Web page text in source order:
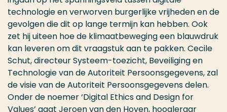
technologie en verworven burgerlijke vrijheden en de
gevolgen die dit op lange termijn kan hebben. Ook
zet hij uiteen hoe de klimaatbeweging een blauwdruk
kan leveren om dit vraagstuk aan te pakken. Cecile
Schut, directeur Systeem-toezicht, Beveiliging en
Technologie van de Autoriteit Persoonsgegevens, zal
de visie van de Autoriteit Persoonsgegevens delen.
Onder de noemer ‘Digital Ethics and Design for
Values’ gaat Jeroen van den Hoven, hoogleraar